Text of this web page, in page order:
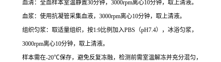
血清：全血样本室温静置30分钟，3000rpm离心10分钟，取上清液。
血浆：使用抗凝管采集血液，3000rpm离心10分钟，取上清液。
组织匀浆：取适量组织，按1:9比例加入PBS（pH7.4），冰浴匀浆，
3000rpm离心10分钟，取上清液。
样本需在-20℃保存，避免反复冻融，检测前需室温解冻并充分混匀，